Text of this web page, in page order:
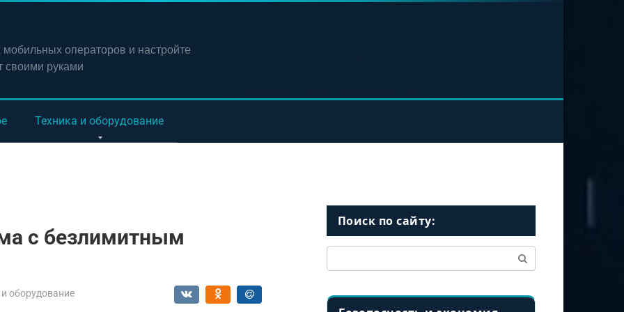
мобильных операторов и настройте
своими руками
Техника и оборудование
с безлимитным
оборудование
Поиск по сайту: